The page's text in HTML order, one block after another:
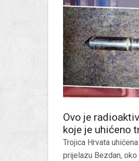
Ovo je
koje je uhićeno
Trojica Hrvata
prijelazu Bezdan,